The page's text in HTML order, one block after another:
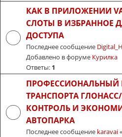
КАК В ПРИЛОЖЕНИИ
СЛОТЫ В ИЗБРАННОЕ
ДОСТУПА
Последнее сообщение
Добавлено в форуме Курилка
Ответы: 1
ТРАНСПОРТА
КОНТРОЛЬ И
АВТОПАРКА
Последнее сообщение karavai«